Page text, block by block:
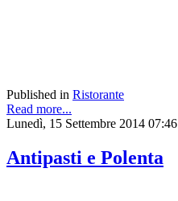
Published in Ristorante
Read more...
Lunedì, 15 Settembre 2014 07:46
Antipasti e Polenta